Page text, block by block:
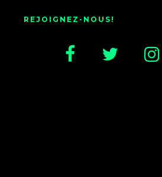
REJOIGNEZ-NOUS!